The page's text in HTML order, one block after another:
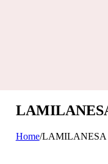
Home/LAMILANESA